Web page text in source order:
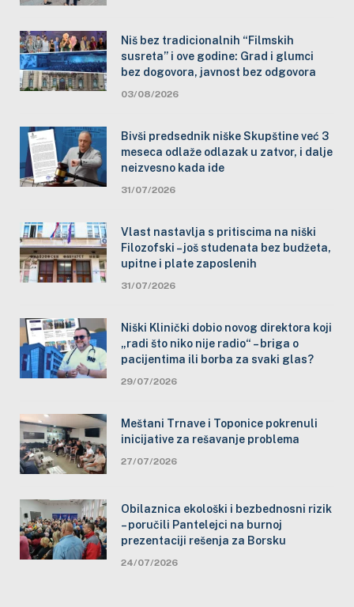
Niš bez tradicionalnih “Filmskih
susreta” i ove godine: Grad i glumci
bez dogovora, javnost bez odgovora
03/08/2026
Bivši predsednik niške Skupštine već 3
meseca odlaže odlazak u zatvor, i dalje
neizvesno kada ide
31/07/2026
Vlast nastavlja s pritiscima na niški
Filozofski – još studenata bez budžeta,
upitne i plate zaposlenih
31/07/2026
Niški Klinički dobio novog direktora koji
„radi što niko nije radio“ – briga o
pacijentima ili borba za svaki glas?
29/07/2026
Meštani Trnave i Toponice pokrenuli
inicijative za rešavanje problema
27/07/2026
Obilaznica ekološki i bezbednosni rizik
– poručili Pantelejci na burnoj
prezentaciji rešenja za Borsku
24/07/2026